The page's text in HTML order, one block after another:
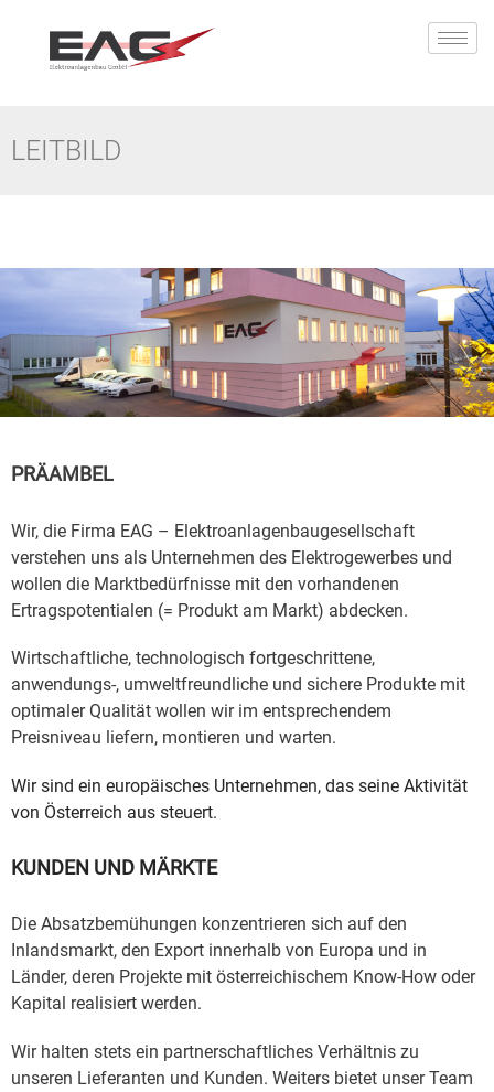
LEITBILD
PRÄAMBEL
Wir, die Firma EAG – Elektroanlagenbaugesellschaft
verstehen uns als Unternehmen des Elektrogewerbes und
wollen die Marktbedürfnisse mit den vorhandenen
Ertragspotentialen (= Produkt am Markt) abdecken.
Wirtschaftliche, technologisch fortgeschrittene,
anwendungs-, umweltfreundliche und sichere Produkte mit
optimaler Qualität wollen wir im entsprechendem
Preisniveau liefern, montieren und warten.
Wir sind ein europäisches Unternehmen, das seine Aktivität
von Österreich aus steuert.
KUNDEN UND MÄRKTE
Die Absatzbemühungen konzentrieren sich auf den
Inlandsmarkt, den Export innerhalb von Europa und in
Länder, deren Projekte mit österreichischem Know-How oder
Kapital realisiert werden.
Wir halten stets ein partnerschaftliches Verhältnis zu
unseren Lieferanten und Kunden. Weiters bietet unser Team